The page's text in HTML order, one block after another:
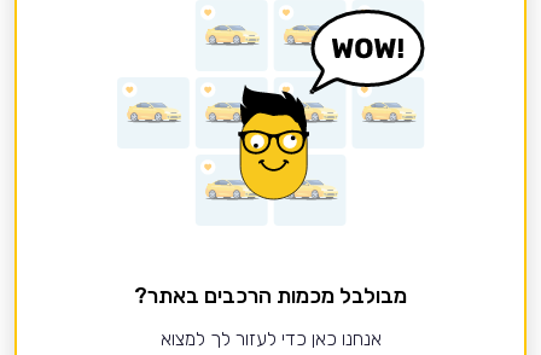
מבולבל מכמות הרכבים באתר?
אנחנו כאן כדי לעזור לך למצוא